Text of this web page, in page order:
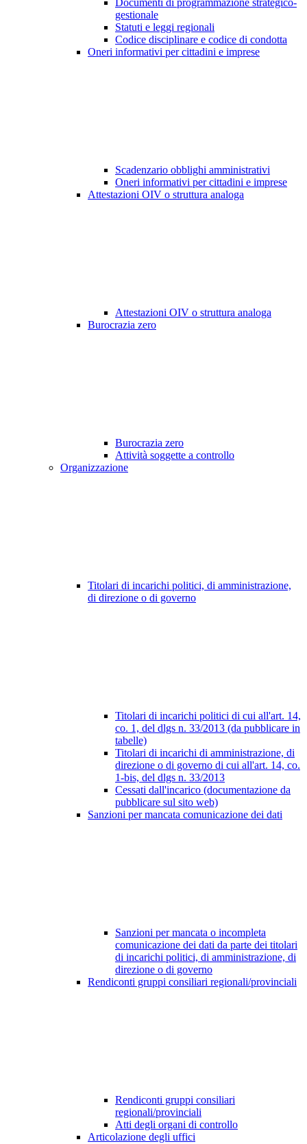
Documenti di programmazione strategico-
gestionale
Statuti e leggi regionali
Codice disciplinare e codice di condotta
Oneri informativi per cittadini e imprese
Scadenzario obblighi amministrativi
Oneri informativi per cittadini e imprese
Attestazioni OIV o struttura analoga
Attestazioni OIV o struttura analoga
Burocrazia zero
Burocrazia zero
Attività soggette a controllo
Organizzazione
Titolari di incarichi politici, di amministrazione,
di direzione o di governo
Titolari di incarichi politici di cui all'art. 14,
co. 1, del dlgs n. 33/2013 (da pubblicare in
tabelle)
Titolari di incarichi di amministrazione, di
direzione o di governo di cui all'art. 14, co.
1-bis, del dlgs n. 33/2013
Cessati dall'incarico (documentazione da
pubblicare sul sito web)
Sanzioni per mancata comunicazione dei dati
Sanzioni per mancata o incompleta
comunicazione dei dati da parte dei titolari
di incarichi politici, di amministrazione, di
direzione o di governo
Rendiconti gruppi consiliari regionali/provinciali
Rendiconti gruppi consiliari
regionali/provinciali
Atti degli organi di controllo
Articolazione degli uffici